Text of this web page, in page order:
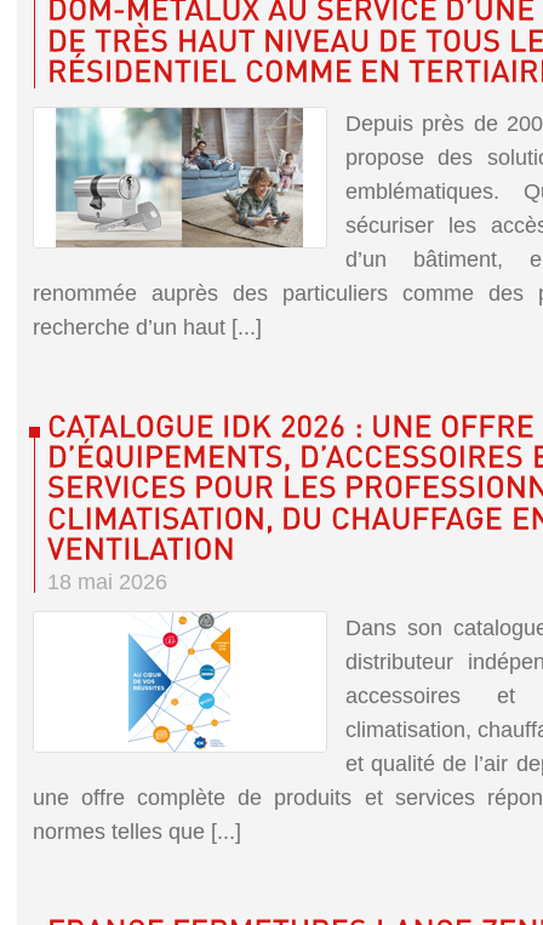
Depuis près de
propose des
emblématiques.
sécuriser les
d’un
renommée auprès des particuliers comme des
recherche d’un haut [...]
18 mai 2026
Dans son
distributeur
accessoires et
climatisation,
et qualité de l’air
une offre complète de produits et services
normes telles que [...]